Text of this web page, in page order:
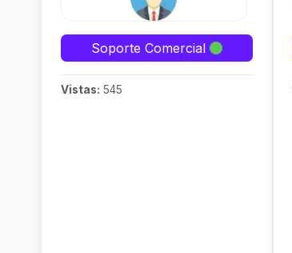
Soporte Comercial
Vistas: 545